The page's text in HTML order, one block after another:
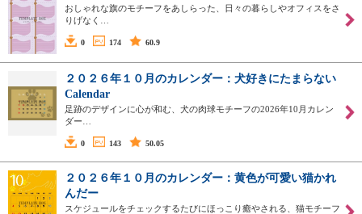
おしゃれな旗のモチーフをあしらった、日々の暮らしやオフィスをさ
りげなく…
0 174 60.9
２０２６年１０月のカレンダー：犬好きにたまらない
Calendar
足跡のデザインに心が和む、犬の肉球モチーフの2026年10月カレン
ダー…
0 143 50.05
２０２６年１０月のカレンダー：黄色が可愛い猫かれ
んだー
スケジュールをチェックするたびにほっこり癒やされる、猫モチーフ